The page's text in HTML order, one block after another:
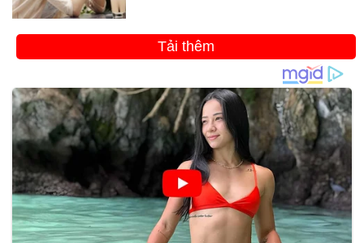
Tải thêm